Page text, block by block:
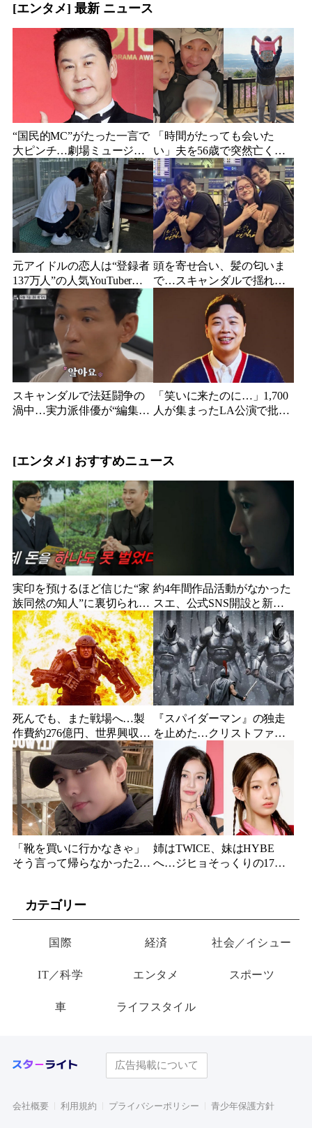
[エンタメ] 最新 ニュース
“国民的MC”がたった一言で
大ピンチ…劇場ミュージカ
ルを巡る発言に批判続出、
ついに長文で謝罪
「時間がたっても会いた
い」夫を56歳で突然亡くし
た妻…笑顔が父親に似てき
た娘と歩む“その後”
元アイドルの恋人は“登録者
137万人”の人気YouTuberだ
った…同日投稿で明らかに
なった2人の関係
頭を寄せ合い、髪の匂いま
で…スキャンダルで揺れた
人気俳優、ベトナム女性歌
手との親密動画が公開
スキャンダルで法廷闘争の
渦中…実力派俳優が“編集な
「笑いに来たのに…」1,700
人が集まったLA公演で批判
[エンタメ] おすすめニュース
実印を預けるほど信じた“家
族同然の知人”に裏切られ
た…収益9対1、10年間の奴
隷契約で人生が一変
約4年間作品活動がなかった
スエ、公式SNS開設と新ビ
ジュアル公開で復帰説が急
浮上
死んでも、また戦場へ…製
作費約276億円、世界興収
584億円のSF大作『オール・
ユー・ニード・イズ・キ
ル』がついに配信
『スパイダーマン』の独走
を止めた…クリストファ
ー・ノーラン史上最大、390
億円の超大作がついに韓国
上陸
「靴を買いに行かなきゃ」
そう言って帰らなかった24
り物”
姉はTWICE、妹はHYBE
へ…ジヒョそっくりの17歳
カテゴリー
国際 経済 社会／イシュー
IT／科学 エンタメ スポーツ
車 ライフスタイル
広告掲載について
会社概要 利用規約 プライバシーポリシー 青少年保護方針